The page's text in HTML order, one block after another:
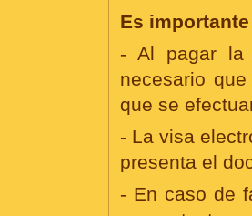
Es
- Al pagar la
necesario
que se
- La visa
presenta el
- En caso de